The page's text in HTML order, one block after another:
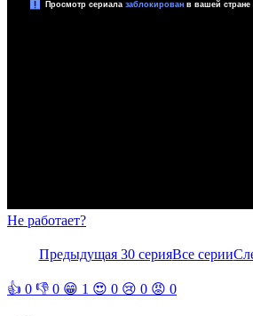
Не работает?
Предыдущая 30 серияВсе серии
👍 0 👎 0 😁 1 😍 0 😢 0 😡 0